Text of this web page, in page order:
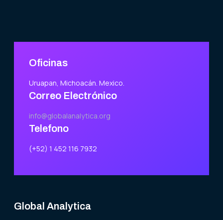
Oficinas
Uruapan, Michoacán. Mexico.
Correo Electrónico
info@globalanalytica.org
Telefono
(+52) 1 452 116 7932
Global Analytica